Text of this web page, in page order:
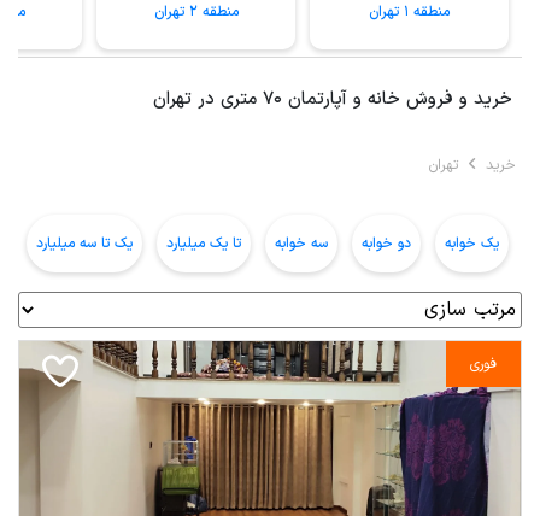
منطقه 1 تهران منطقه 2 تهران منطقه
خرید و فروش خانه و آپارتمان 70 متری در تهران
خرید تهران
یک خوابه دو خوابه سه خوابه تا یک میلیارد یک تا سه میلیارد
فوری